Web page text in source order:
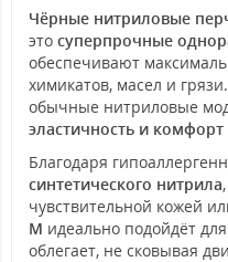
Чёрные нитриловые
это суперпрочные
обеспечивают
химикатов, масел и
обычные нитриловые
эластичность и комфорт
Благодаря
синтетического нитрила
чувствительной кожей
M идеально подойдёт
облегает, не сковывая